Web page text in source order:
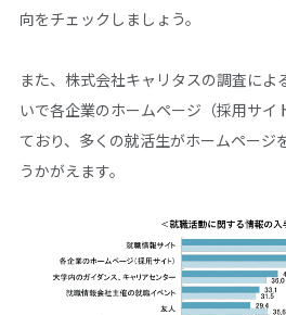
向をチェックしましょう。
また、株式会社キャリタスの調査によ
いで各企業のホームページ（採用サイ
ており、多くの就活生がホームページ
うかがえます。